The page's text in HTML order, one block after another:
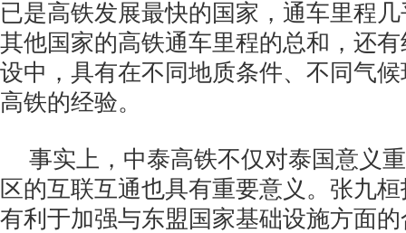
已是高铁发展最快的国家，通车里程
其他国家的高铁通车里程的总和，还有
设中，具有在不同地质条件、不同气
高铁的经验。
事实上，中泰高铁不仅对泰国意义
区的互联互通也具有重要意义。张九
有利于加强与东盟国家基础设施方面